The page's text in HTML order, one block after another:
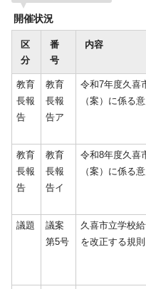
開催状況
区
分
番
号
内容
教育
長報
告
教育
長報
告ア
令和7年度久喜
（案）に係る
教育
長報
告
教育
長報
告イ
令和8年度久喜
（案）に係る
議題
議案
第5号
久喜市立学校
を改正する規